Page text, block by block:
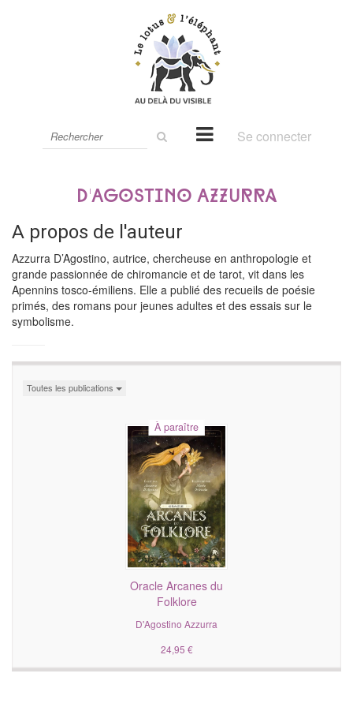
le
Se connecter
D'Agostino Azzurra
A propos de l'auteur
Azzurra D’Agostino, autrice, chercheuse en anthropologie et
grande passionnée de chiromancie et de tarot, vit dans les
Apennins tosco-émiliens. Elle a publié des recueils de poésie
primés, des romans pour jeunes adultes et des essais sur le
symbolisme.
Toutes les publications
À paraître
Oracle Arcanes du
Folklore
D'Agostino Azzurra
24,95 €